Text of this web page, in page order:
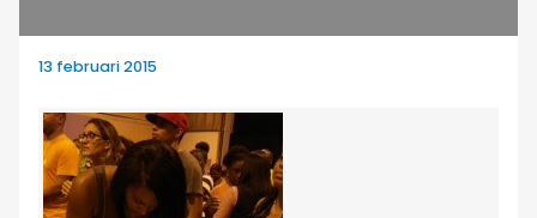
13 februari 2015